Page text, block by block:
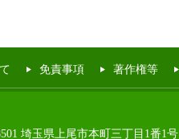
免責事項 著作権等
埼玉県上尾市本町三丁目1番1号